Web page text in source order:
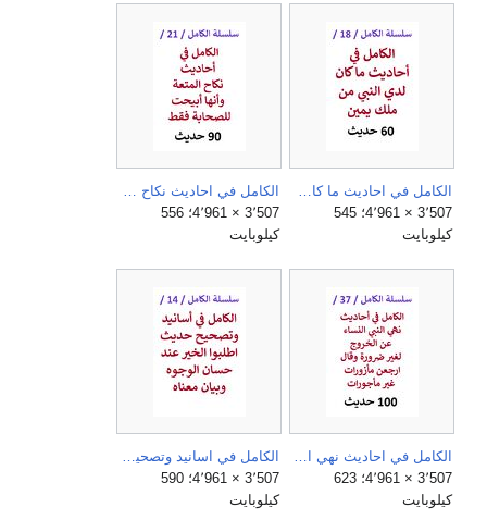
الكامل في احاديث ما كان لدي النبي من ملك يمين.jpg
3٬507 × 4٬961؛ 545
كيلوبايت
الكامل في احاديث نكاح المتعة وأنها ابيحت للصحابة فقط.jpg
3٬507 × 4٬961؛ 556
كيلوبايت
3٬507 × 4٬961؛ 623
كيلوبايت
3٬507 × 4٬961؛ 590
كيلوبايت